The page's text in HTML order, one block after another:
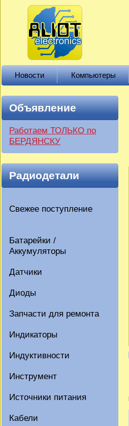
Новости Компьютеры
Объявление
Работаем ТОЛЬКО по
БЕРДЯНСКУ
Радиодетали
Свежее поступление
Батарейки /
Аккумуляторы
Датчики
Диоды
Запчасти для ремонта
Индикаторы
Индуктивности
Инструмент
Источники питания
Кабели